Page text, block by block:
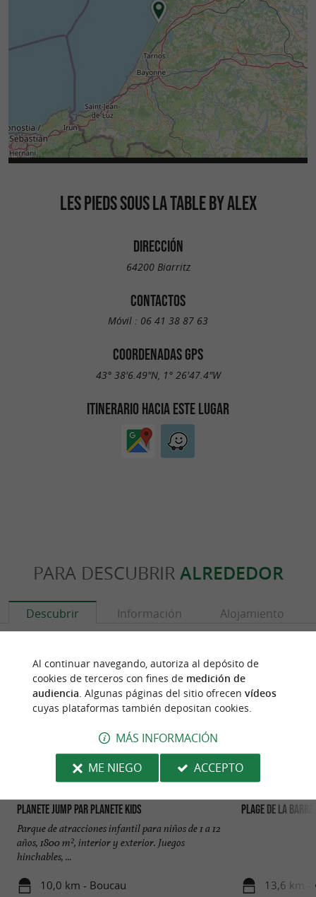
LES PIEDS SOUS LA TABLE BY ALEX
DIRECCIÓN
64200 Biarritz
CONTACTOS
Móvil : 06 41 38 87 63
COORDENADAS GPS
43° 38'6.49"N, 1° 26'47.4"W
ITINERARIO HACIA ESTE LUGAR
PARA DESCUBRIR ALREDEDOR
Descubrir Información Alojamiento
Planete Jump par Planete Kids
Parque de atracciones infantil para niños de 1 a 12
años, 1800 m², interior y exterior. Juegos
hinchables, ...
10,0 km - Boucau
Plage de la Barre
13,6 km -
Al continuar navegando, autoriza al depósito de
cookies de terceros con fines de medición de
audiencia. Algunas páginas del sitio ofrecen vídeos
cuyas plataformas también depositan cookies.
MÁS INFORMACIÓN
ME NIEGO
ACCEPTO